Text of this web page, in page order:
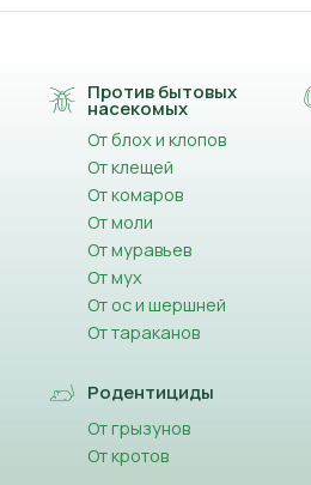
Против бытовых
насекомых
От блох и клопов
От клещей
От комаров
От моли
От муравьев
От мух
От ос и шершней
От тараканов
Родентициды
От грызунов
От кротов